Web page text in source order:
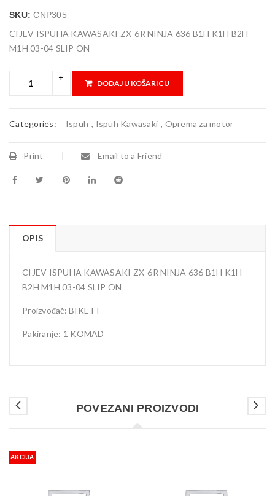
SKU:CNP305
CIJEV ISPUHA KAWASAKI ZX-6R NINJA 636 B1H K1H B2H
M1H 03-04 SLIP ON
DODAJ U KOŠARICU
Categories: Ispuh , Ispuh Kawasaki , Oprema za motor
Print Email to a Friend
OPIS
CIJEV ISPUHA KAWASAKI ZX-6R NINJA 636 B1H K1H
B2H M1H 03-04 SLIP ON
Proizvođač: BIKE IT
Pakiranje: 1 KOMAD
POVEZANI PROIZVODI
AKCIJA